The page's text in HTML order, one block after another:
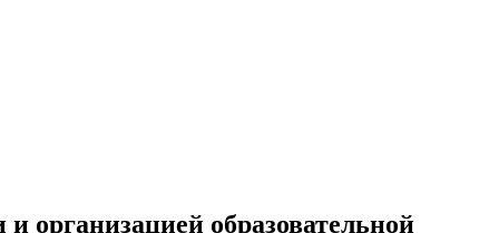
организацией образовательной